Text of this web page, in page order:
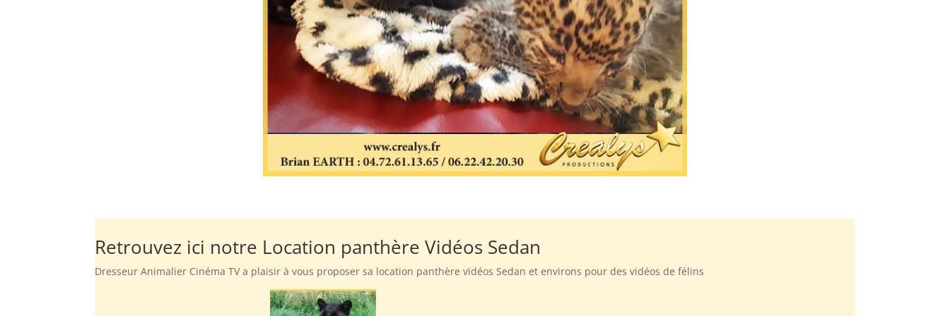
Retrouvez ici notre Location panthère Vidéos Sedan
Dresseur Animalier Cinéma TV a plaisir à vous proposer sa location panthère vidéos Sedan et environs pour des vidéos de félins